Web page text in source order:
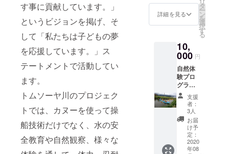
す事に貢献しています。」
というビジョンを掲げ、そ
して「私たちは子どもの夢
を応援しています。」ス
テートメントで活動してい
ます。
トムソーヤ川のプロジェク
トでは、カヌーを使って操
船技術だけでなく、水の安
全教育や自然観察、様々な
「光り輝く
島・希望の
家」を建設
ランカの子
ども支援、
農村自立支
援と活動を
続けてまい
りました。
現在スリラ
ンカでは、
子どもの教
育支援、幼
詳細を見る
タ
ー
ン
を
選
択
す
る
10,
000 円
自然体
験プロ
グラ
ム、ト
ムソー
ヤ川の
プロ
ジェク
ト及び
森のプ
ロジェ
支援
者：
3人
お届
け予
定：
2020
年08